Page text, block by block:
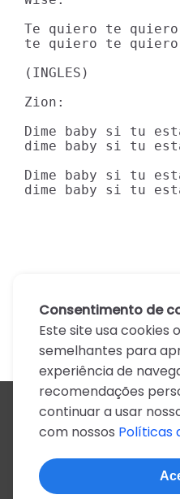
Te quiero te
te quiero te
(INGLES)
Zion:
Dime baby si tu
dime baby si tu
Dime baby si tu
dime baby si tu
Todos
A
B C D E F
N
O P Q R S
Z
Consentimento de
Este site usa cookies
semelhantes para
experiência de
recomendações
continuar a usar
com nossos Políticas